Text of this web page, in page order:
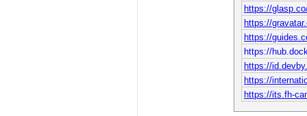
https://
https://
https://
https://
https://
https://
https://its.fh-